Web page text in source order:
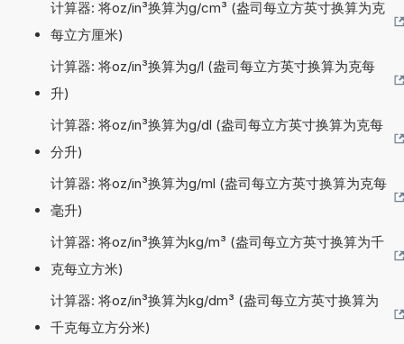
计算器: 将oz/in³换算为g/cm³ (盎司每立方英寸换算为克
每立方厘米)
计算器: 将oz/in³换算为g/l (盎司每立方英寸换算为克每
升)
计算器: 将oz/in³换算为g/dl (盎司每立方英寸换算为克每
分升)
计算器: 将oz/in³换算为g/ml (盎司每立方英寸换算为克每
毫升)
计算器: 将oz/in³换算为kg/m³ (盎司每立方英寸换算为千
克每立方米)
计算器: 将oz/in³换算为kg/dm³ (盎司每立方英寸换算为
千克每立方分米)